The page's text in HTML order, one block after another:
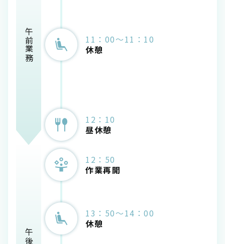
午前業務
11：00～11：10
休憩
12：10
昼休憩
12：50
作業再開
13：50～14：00
休憩